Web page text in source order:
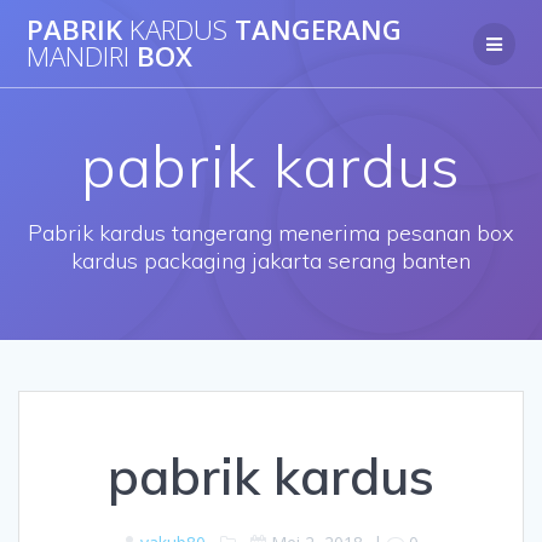
to
PABRIK KARDUS TANGERANG
MANDIRI BOX
pabrik kardus
Pabrik kardus tangerang menerima pesanan box
kardus packaging jakarta serang banten
pabrik kardus